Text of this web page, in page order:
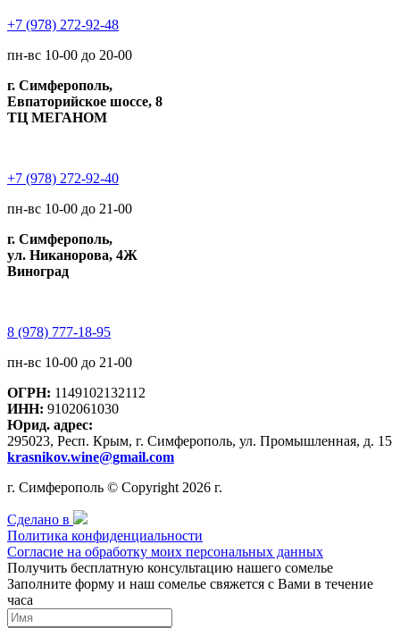
+7 (978) 272-92-48
пн-вс 10-00 до 20-00
г. Симферополь,
Евпаторийское шоссе, 8
ТЦ МЕГАНОМ
+7 (978) 272-92-40
пн-вс 10-00 до 21-00
г. Симферополь,
ул. Никанорова, 4Ж
Виноград
8 (978) 777-18-95
пн-вс 10-00 до 21-00
ОГРН: 1149102132112
ИНН: 9102061030
Юрид. адрес:
295023, Респ. Крым, г. Симферополь, ул. Промышленная, д. 15
krasnikov.wine@gmail.com
г. Симферополь © Copyright 2026 г.
Сделано в
Политика конфиденциальности
Согласие на обработку моих персональных данных
Получить бесплатную консультацию нашего сомелье
Заполните форму и наш сомелье свяжется с Вами в течение
часа